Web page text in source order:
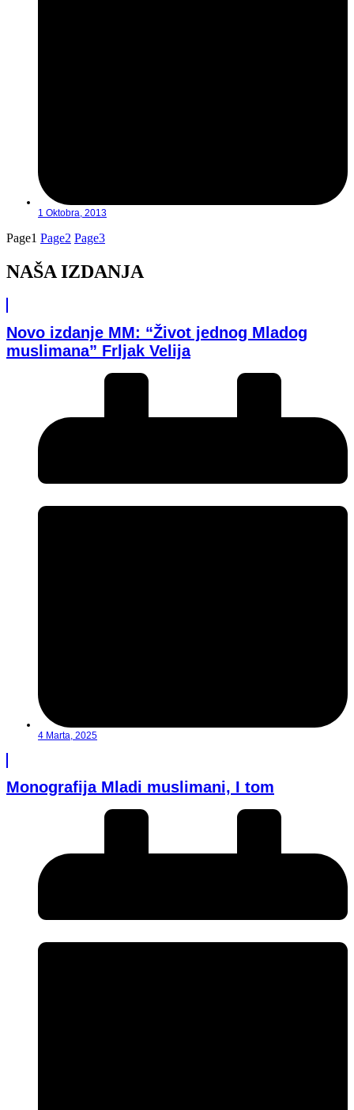
1 Oktobra, 2013
Page1 Page2 Page3
NAŠA IZDANJA
Novo izdanje MM: “Život jednog Mladog
muslimana” Frljak Velija
4 Marta, 2025
Monografija Mladi muslimani, I tom